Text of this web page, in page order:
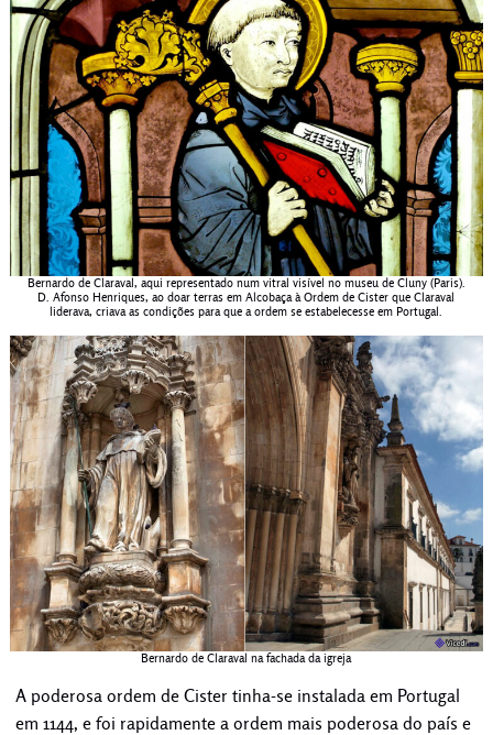
Bernardo de Claraval, aqui representado num vitral visível no museu de Cluny (Paris).
D. Afonso Henriques, ao doar terras em Alcobaça à Ordem de Cister que Claraval
liderava, criava as condições para que a ordem se estabelecesse em Portugal.
Bernardo de Claraval na fachada da igreja
A poderosa ordem de Cister tinha-se instalada em Portugal
em 1144, e foi rapidamente a ordem mais poderosa do país e